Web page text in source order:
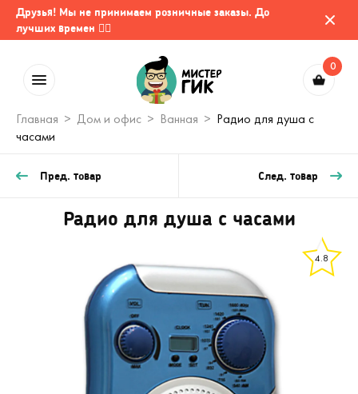
Друзья! Мы не принимаем розничные заказы. До
лучших времен 🤷‍♂️
0
Главная Дом и офис Ванная
Радио для душа с
часами
Пред. товар След. товар
Радио для душа с часами
4.8